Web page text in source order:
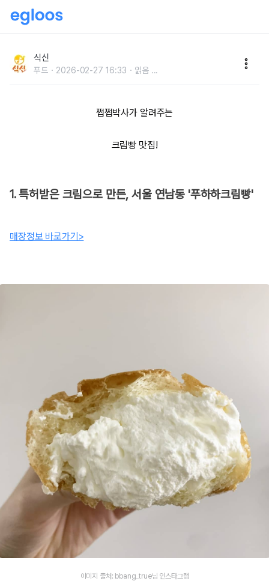
식신
푸드 2026-02-27 16:33 읽음 ...
쩝쩝박사가 알려주는
크림빵 맛집!
1. 특허받은 크림으로 만든, 서울 연남동 '푸하하크림빵'
매장정보 바로가기>
이미지 출처: bbang_true님 인스타그램